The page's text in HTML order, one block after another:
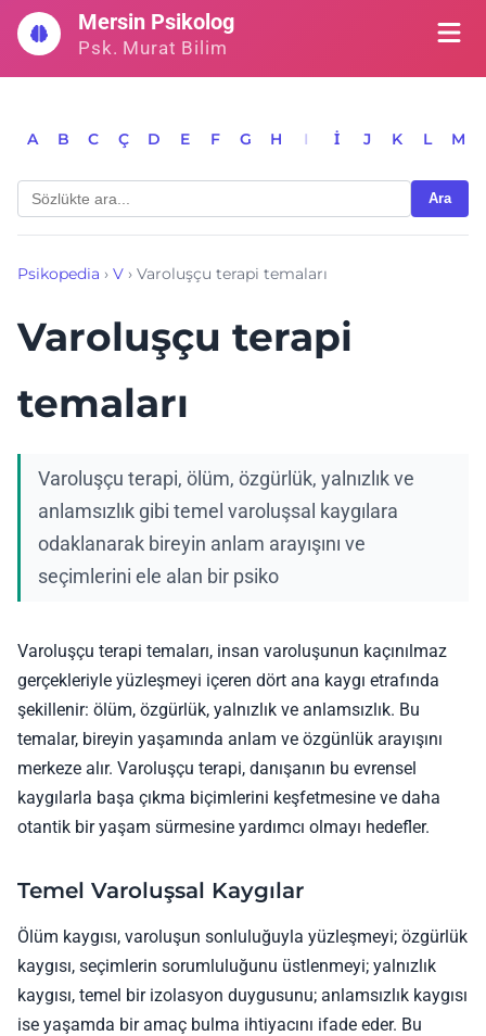
İçeriğe
geç
Mersin Psikolog
Psk. Murat Bilim
A B C Ç D E F G H I İ J K L M
Ara
Psikopedia › V › Varoluşçu terapi temaları
Varoluşçu terapi
temaları
Varoluşçu terapi, ölüm, özgürlük, yalnızlık ve
anlamsızlık gibi temel varoluşsal kaygılara
odaklanarak bireyin anlam arayışını ve
seçimlerini ele alan bir psiko
Varoluşçu terapi temaları, insan varoluşunun kaçınılmaz
gerçekleriyle yüzleşmeyi içeren dört ana kaygı etrafında
şekillenir: ölüm, özgürlük, yalnızlık ve anlamsızlık. Bu
temalar, bireyin yaşamında anlam ve özgünlük arayışını
merkeze alır. Varoluşçu terapi, danışanın bu evrensel
kaygılarla başa çıkma biçimlerini keşfetmesine ve daha
otantik bir yaşam sürmesine yardımcı olmayı hedefler.
Temel Varoluşsal Kaygılar
Ölüm kaygısı, varoluşun sonluluğuyla yüzleşmeyi; özgürlük
kaygısı, seçimlerin sorumluluğunu üstlenmeyi; yalnızlık
kaygısı, temel bir izolasyon duygusunu; anlamsızlık kaygısı
ise yaşamda bir amaç bulma ihtiyacını ifade eder. Bu